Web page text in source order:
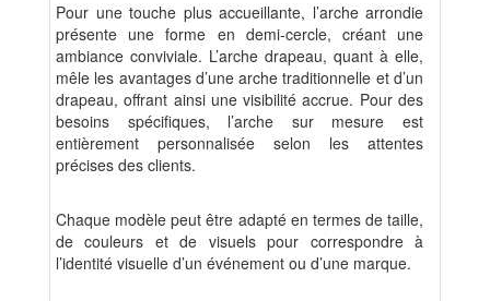
Pour une touche plus accueillante, l’arche arrondie
présente une forme en demi-cercle, créant une
ambiance conviviale. L’arche drapeau, quant à elle,
mêle les avantages d’une arche traditionnelle et d’un
drapeau, offrant ainsi une visibilité accrue. Pour des
besoins spécifiques, l’arche sur mesure est
entièrement personnalisée selon les attentes
précises des clients.
Chaque modèle peut être adapté en termes de taille,
de couleurs et de visuels pour correspondre à
l’identité visuelle d’un événement ou d’une marque.